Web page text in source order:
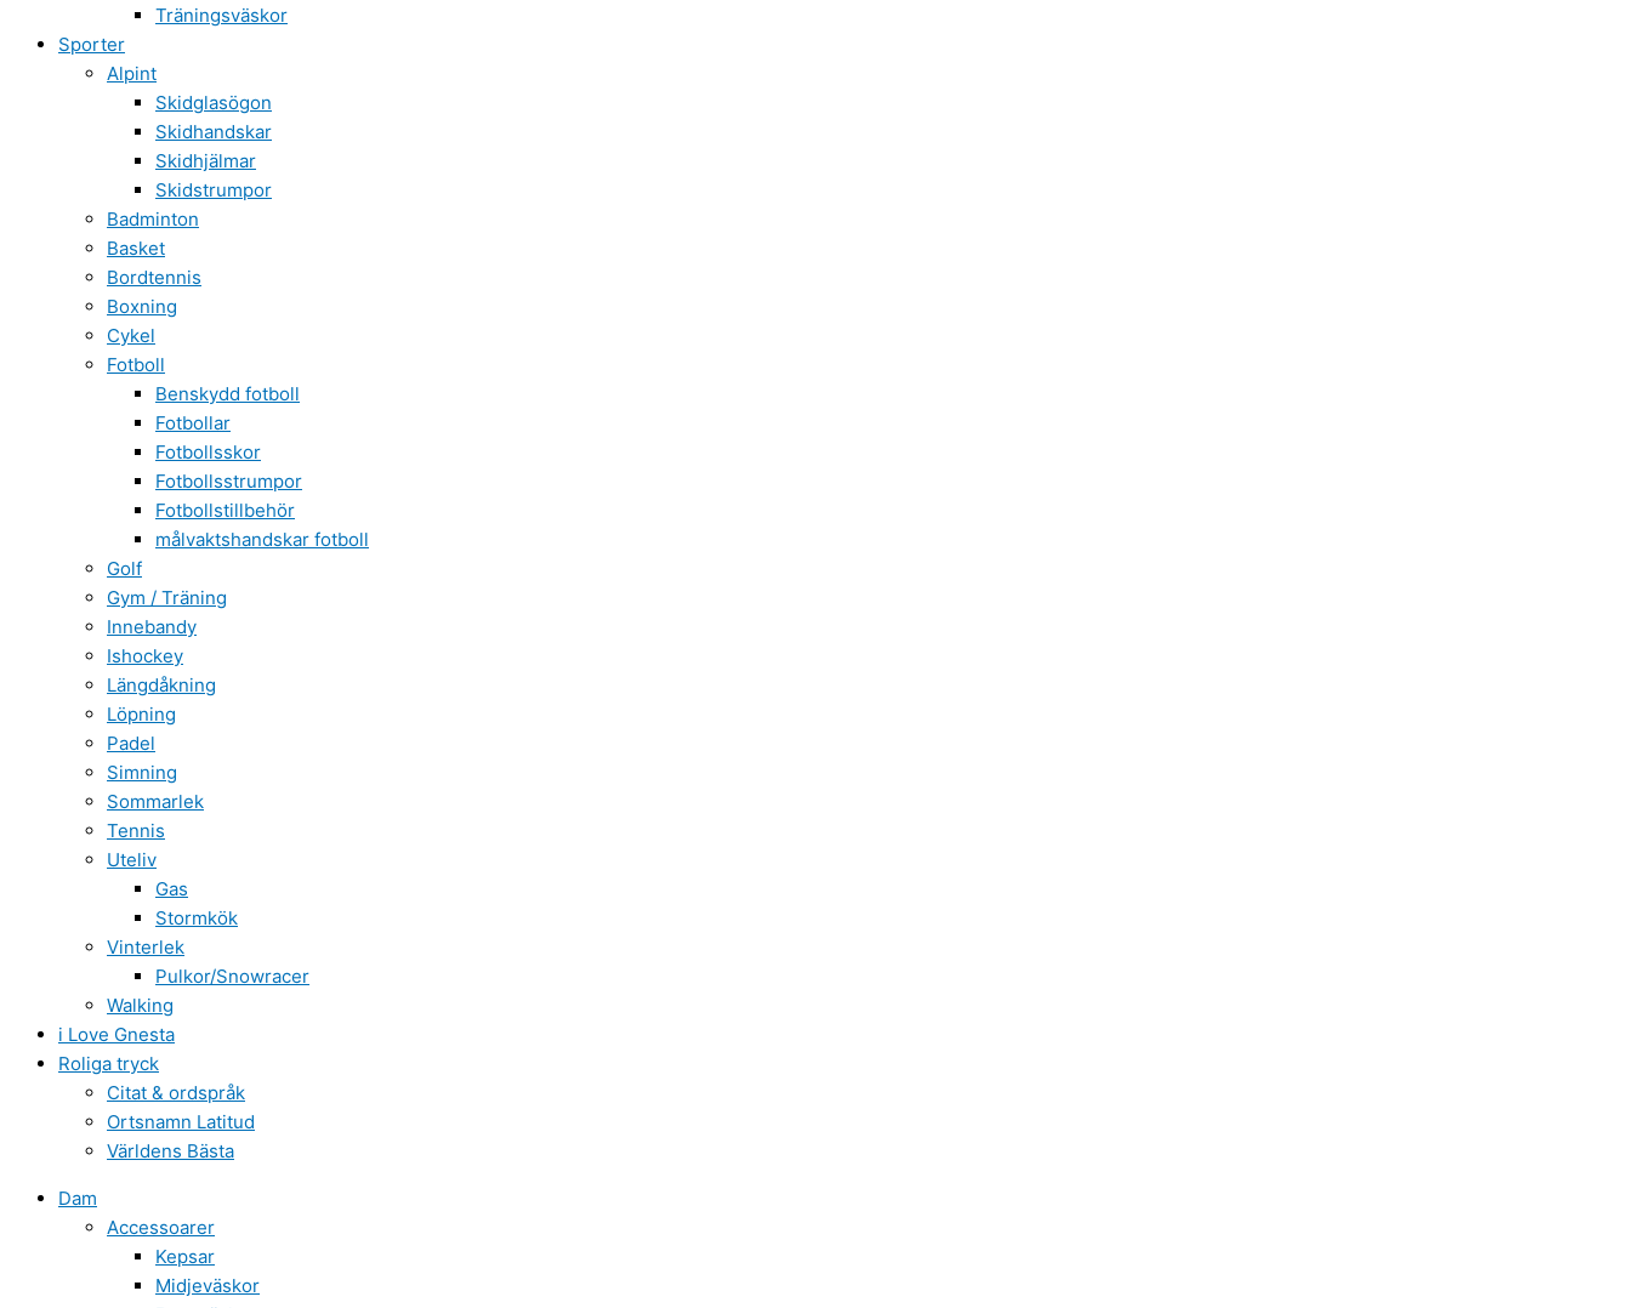
Träningsväskor
Sporter
Alpint
Skidglasögon
Skidhandskar
Skidhjälmar
Skidstrumpor
Badminton
Basket
Bordtennis
Boxning
Cykel
Fotboll
Benskydd fotboll
Fotbollar
Fotbollsskor
Fotbollsstrumpor
Fotbollstillbehör
målvaktshandskar fotboll
Golf
Gym / Träning
Innebandy
Ishockey
Längdåkning
Löpning
Padel
Simning
Sommarlek
Tennis
Uteliv
Gas
Stormkök
Vinterlek
Pulkor/Snowracer
Walking
i Love Gnesta
Roliga tryck
Citat & ordspråk
Ortsnamn Latitud
Världens Bästa
Dam
Accessoarer
Kepsar
Midjeväskor